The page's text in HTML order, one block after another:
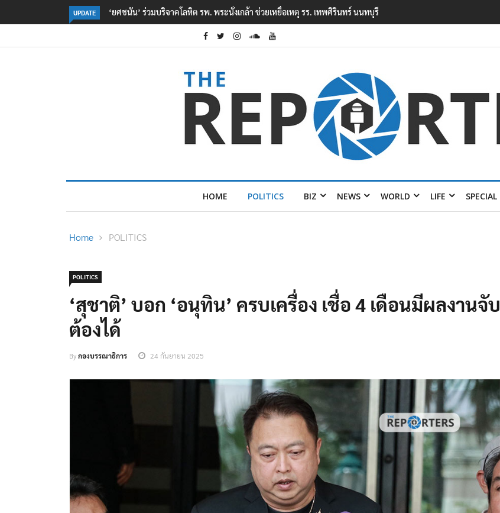
UPDATE ตร. อยู่ระหว่างสอบสวนแรงจูงใจ เหตุยิงในโรงเรียนเทพศิรินทร์ นนทบุรี พบเด็กก่อเหตุเครียดเรื่องเรียน
HOME POLITICS BIZ NEWS WORLD LIFE SPECIAL
Home POLITICS
POLITICS
‘สุชาติ’ บอก ‘อนุทิน’ ครบเครื่อง เชื่อ 4 เดือนมีผลงานจับ
ต้องได้
Byกองบรรณาธิการ 24 กันยายน 2025